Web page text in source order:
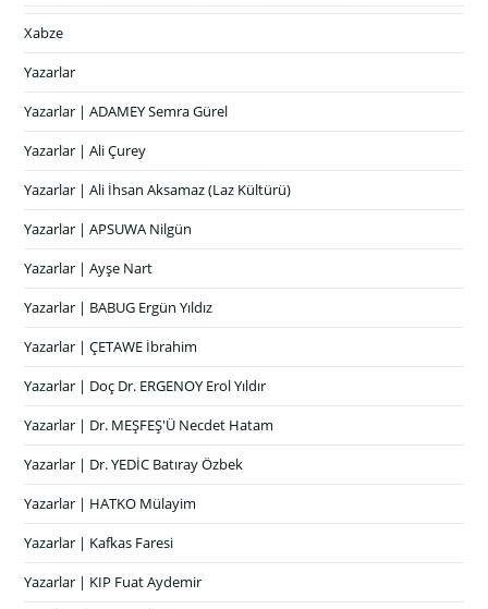
Xabze
Yazarlar
Yazarlar | ADAMEY Semra Gürel
Yazarlar | Ali Çurey
Yazarlar | Ali İhsan Aksamaz (Laz Kültürü)
Yazarlar | APSUWA Nilgün
Yazarlar | Ayşe Nart
Yazarlar | BABUG Ergün Yıldız
Yazarlar | ÇETAWE İbrahim
Yazarlar | Doç Dr. ERGENOY Erol Yıldır
Yazarlar | Dr. MEŞFEŞ'Ü Necdet Hatam
Yazarlar | Dr. YEDİC Batıray Özbek
Yazarlar | HATKO Mülayim
Yazarlar | Kafkas Faresi
Yazarlar | KIP Fuat Aydemir